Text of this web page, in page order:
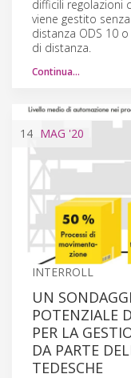
difficili regolazioni
viene gestito
distanza ODS 10
di distanza.
Continua…
14 MAG '20
INTERROLL
UN
POTENZIALE
PER LA
DA PARTE
TEDESCHE